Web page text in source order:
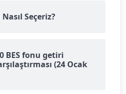
Seçeriz?
BES fonu getiri
(24 Ocak